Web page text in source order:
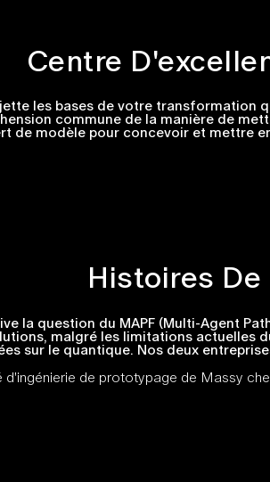
Centre
les bases de votre transformation
commune de la manière de
de modèle pour concevoir et
Histoires De
la question du MAPF (Multi-Agent
malgré les limitations actuelles
sur le quantique. Nos deux
d'ingénierie de prototypage de Massy